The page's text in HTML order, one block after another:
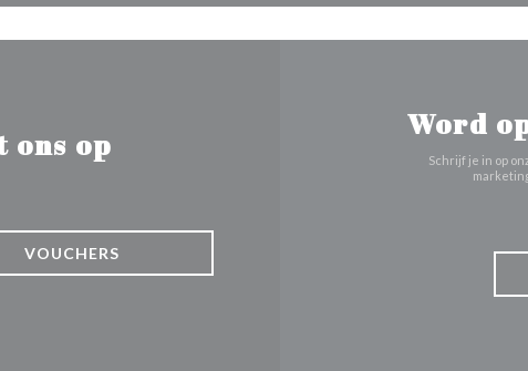
ons op
VOUCHERS
Word
Schrijf je in op